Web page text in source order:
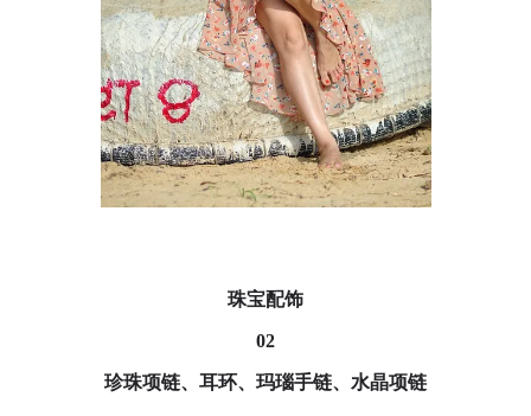
珠宝配饰
02
珍珠项链、耳环、玛瑙手链、水晶项链